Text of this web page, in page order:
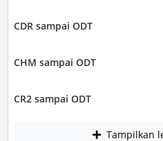
CDR sampai ODT
CHM sampai ODT
CR2 sampai ODT
Tampilkan